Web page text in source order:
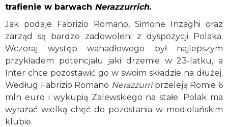
trafienie w barwach Nerazzurrich.
Jak podaje Fabrizio Romano, Simone Inzaghi oraz
zarząd są bardzo zadowoleni z dyspozycji Polaka.
Wczoraj występ wahadłowego był najlepszym
przykładem potencjału jaki drzemie w 23-latku, a
Inter chce pozostawić go w swoim składzie na dłużej.
Według Fabrizio Romano Nerazzurriprzeleją Romie 6
mln euro i wykupią Zalewskiego na stałe. Polak ma
wyrażać wielką chęć do pozostania w mediolańskim
klubie.